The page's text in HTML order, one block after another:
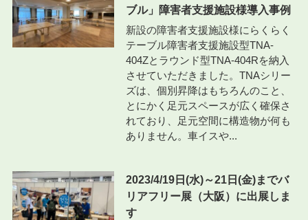
ブル」障害者支援施設様導入事例
新設の障害者支援施設様にらくらく
テーブル障害者支援施設型TNA-
404Zとラウンド型TNA-404Rを納入
させていただきました。TNAシリー
ズは、個別昇降はもちろんのこと、
とにかく足元スペースが広く確保さ
れており、足元空間に構造物が何も
ありません。車イスや...
2023/4/19日(水)～21日(金)までバ
リアフリー展（大阪）に出展しま
す